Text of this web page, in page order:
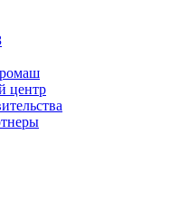
центр